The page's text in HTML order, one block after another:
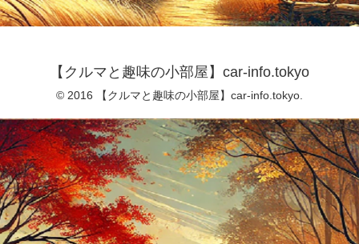
【クルマと趣味の小部屋】car-info.tokyo
© 2016 【クルマと趣味の小部屋】car-info.tokyo.